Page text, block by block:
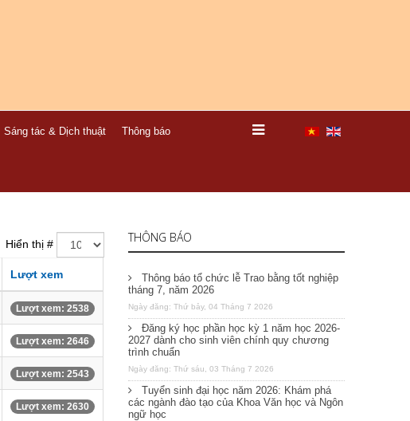
Sáng tác & Dịch thuật Thông báo
Hiển thị #
Lượt xem
Lượt xem: 2538
Lượt xem: 2646
Lượt xem: 2543
Lượt xem: 2630
THÔNG BÁO
Thông báo tổ chức lễ Trao bằng tốt nghiệp
tháng 7, năm 2026
Ngày đăng: Thứ bảy, 04 Tháng 7 2026
Đăng ký học phần học kỳ 1 năm học 2026-
2027 dành cho sinh viên chính quy chương
trình chuẩn
Ngày đăng: Thứ sáu, 03 Tháng 7 2026
Tuyển sinh đại học năm 2026: Khám phá
các ngành đào tạo của Khoa Văn học và Ngôn
ngữ học